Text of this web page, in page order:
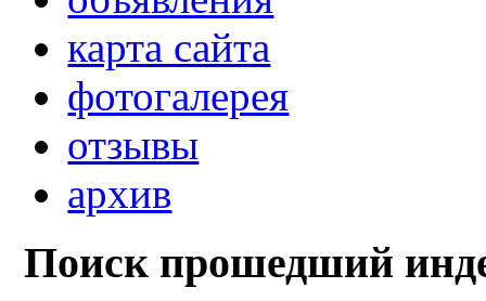
карта сайта
фотогалерея
отзывы
архив
Поиск прошедший